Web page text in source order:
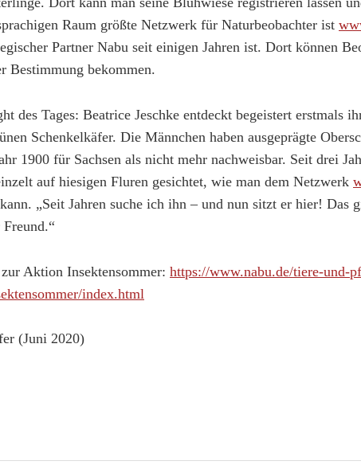
Raum größte Netzwerk für Naturbeobachter ist
Partner Nabu seit einigen Jahren ist. Dort können
Bestimmung bekommen.
des Tages: Beatrice Jeschke entdeckt begeistert erstmals
Schenkelkäfer. Die Männchen haben ausgeprägte
1900 für Sachsen als nicht mehr nachweisbar. Seit drei
auf hiesigen Fluren gesichtet, wie man dem Netzwerk
„Seit Jahren suche ich ihn – und nun sitzt er hier! Das
Aktion Insektensommer: https://www.nabu.de/tiere-und-
index.html
(Juni 2020)